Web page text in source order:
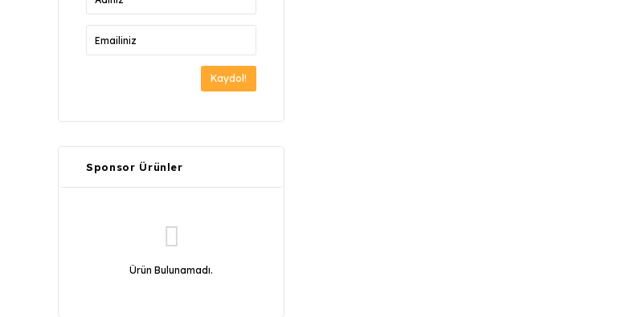
Kaydol!
Sponsor Ürünler
Ürün Bulunamadı.